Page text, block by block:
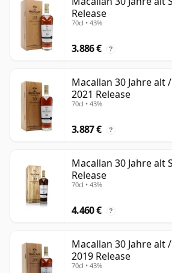
Release
70cl • 43%
3.886 € ?
Macallan 30 Jahre alt
2021 Release
70cl • 43%
3.887 € ?
Macallan 30 Jahre alt
Release
70cl • 43%
4.460 € ?
Macallan 30 Jahre alt
2019 Release
70cl • 43%